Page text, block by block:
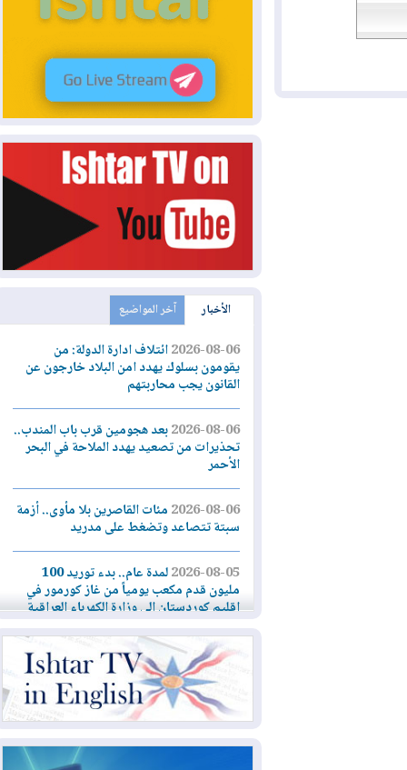
الأخبار آخر المواضيع
2026-08-06ائتلاف ادارة الدولة: من
يقومون بسلوك يهدد امن البلاد خارجون عن
القانون يجب محاربتهم
2026-08-06بعد هجومين قرب باب المندب..
تحذيرات من تصعيد يهدد الملاحة في البحر
الأحمر
2026-08-06مئات القاصرين بلا مأوى.. أزمة
سبتة تتصاعد وتضغط على مدريد
2026-08-05
لمدة عام.. بدء توريد 100
مليون قدم مكعب يومياً من غاز كورمور في
إقليم كوردستان إلى وزارة الكهرباء العراقية
2026-08-05
15كارثة بيئية ومناخية ترسم
ملامح أخطر التحديات التي تواجه العراق
شخص بينهم 156 قاصرا منذ بداية موسم